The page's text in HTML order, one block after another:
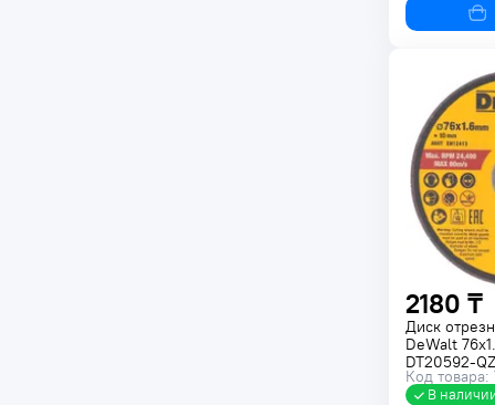
2180 ₸
Диск
DeWalt
DT20592-QZ
Код товара:
В